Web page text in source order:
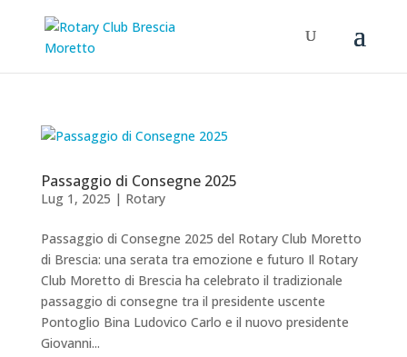
Passaggio di Consegne 2025
Lug 1, 2025 | Rotary
Passaggio di Consegne 2025 del Rotary Club Moretto
di Brescia: una serata tra emozione e futuro Il Rotary
Club Moretto di Brescia ha celebrato il tradizionale
passaggio di consegne tra il presidente uscente
Pontoglio Bina Ludovico Carlo e il nuovo presidente
Giovanni...